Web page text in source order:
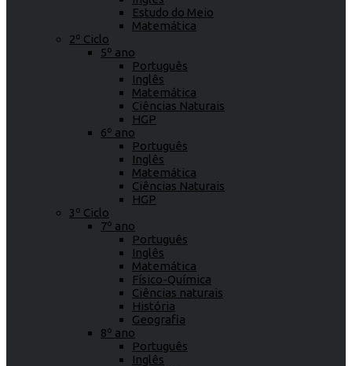
Estudo do Meio
Matemática
2º Ciclo
5º ano
Português
Inglês
Matemática
Ciências Naturais
HGP
6º ano
Português
Inglês
Matemática
Ciências Naturais
HGP
3º Ciclo
7º ano
Português
Inglês
Matemática
Físico-Química
Ciências naturais
História
Geografia
8º ano
Português
Inglês